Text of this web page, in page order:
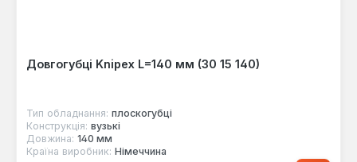
Довгогубці Knipex L=140 мм (30 15 140)
Тип обладнання: плоскогубці
Конструкція: вузькі
Довжина: 140 мм
Країна виробник: Німеччина